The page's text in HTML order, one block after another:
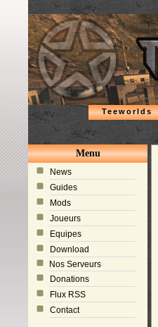
Teeworlds
Menu
News
Guides
Mods
Joueurs
Equipes
Download
Nos Serveurs
Donations
Flux RSS
Contact